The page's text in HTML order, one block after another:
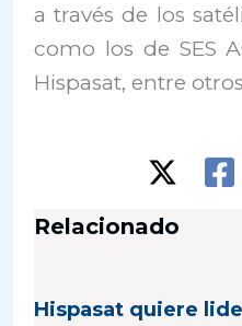
a través de los
como los de SES
Hispasat, entre
Relacionado
Hispasat quiere